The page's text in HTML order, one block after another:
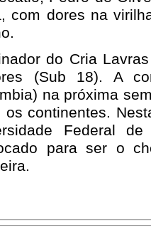
com dores na
do Cria
(Sub 18). A
na próxima
os continentes.
Federal
para ser o